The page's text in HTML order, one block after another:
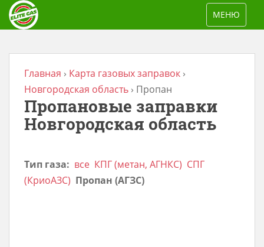
TOGGLE
МЕНЮ
Главная › Карта газовых заправок ›
Новгородская область › Пропан
Пропановые заправки
Новгородская область
Тип газа: все КПГ (метан, АГНКС) СПГ
(КриоАЗС) Пропан (АГЗС)